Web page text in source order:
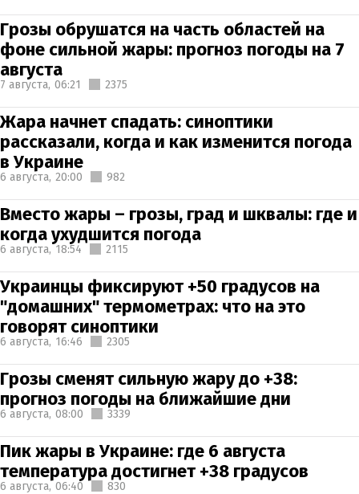
Грозы обрушатся на часть областей на
фоне сильной жары: прогноз погоды на 7
августа
7 августа, 06:21 2375
Жара начнет спадать: синоптики
рассказали, когда и как изменится погода
в Украине
6 августа, 20:00 982
Вместо жары – грозы, град и шквалы: где и
когда ухудшится погода
6 августа, 18:54 2115
Украинцы фиксируют +50 градусов на
"домашних" термометрах: что на это
говорят синоптики
6 августа, 16:46 2305
Грозы сменят сильную жару до +38:
прогноз погоды на ближайшие дни
6 августа, 08:00 3339
Пик жары в Украине: где 6 августа
температура достигнет +38 градусов
6 августа, 06:40 830